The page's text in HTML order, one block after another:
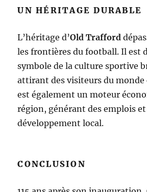
UN HÉRITAGE DURABLE
L’héritage d’Old Trafford
les frontières du football. Il est
symbole de la culture sportive
attirant des visiteurs du monde
est également un moteur
région, générant des emplois
développement local.
CONCLUSION